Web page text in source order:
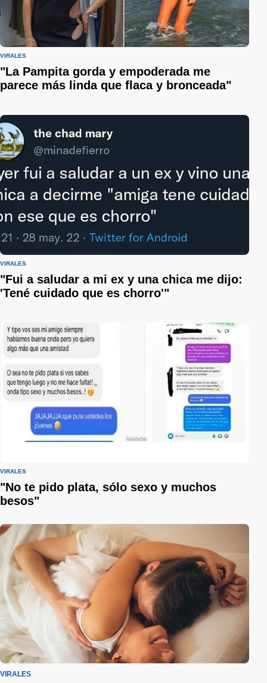
VIRALES
"La Pampita gorda y empoderada me
parece más linda que flaca y bronceada"
VIRALES
"Fui a saludar a mi ex y una chica me dijo:
'Tené cuidado que es chorro'"
VIRALES
"No te pido plata, sólo sexo y muchos
besos"
VIRALES